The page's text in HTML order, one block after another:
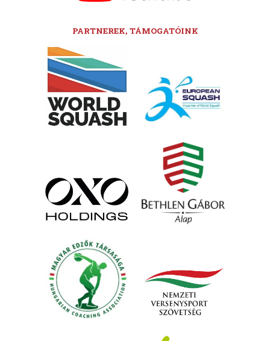
PARTNEREK, TÁMOGATÓINK